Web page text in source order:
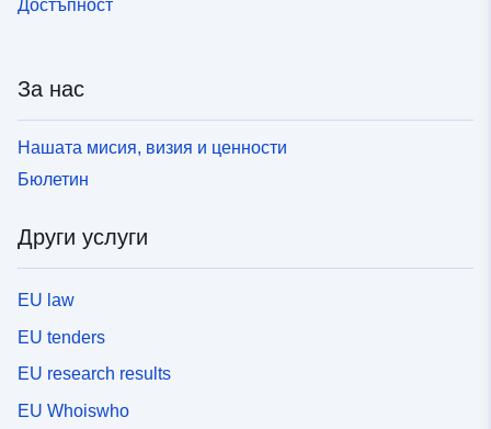
Достъпност
За нас
Нашата мисия, визия и ценности
Бюлетин
Други услуги
EU law
EU tenders
EU research results
EU Whoiswho